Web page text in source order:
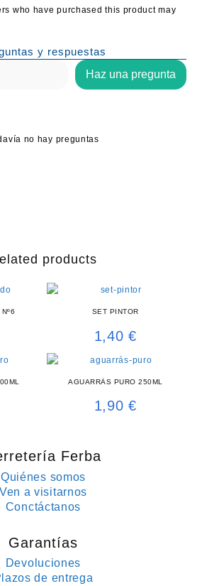
who have purchased this product may
y respuestas
Haz una pregunta
no hay preguntas
products
SET PINTOR
1,40€
AGUARRÁS PURO 250ML
1,90€
Ferba
Quiénes somos
Ven a visitarnos
Conctáctanos
Garantías
Devoluciones
de entrega